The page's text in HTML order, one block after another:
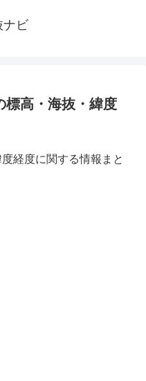
ナビ
標高・海抜・緯度
経度に関する情報まと